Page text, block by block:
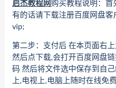
启杰教程网购买教程说明：首
有的话请下载注册百度网盘
vip;
第二步：支付后 在本页面右
然后点下载,会打开百度网盘
码 然后将文件选中保存到自
上,电视上,电脑上随时在线免